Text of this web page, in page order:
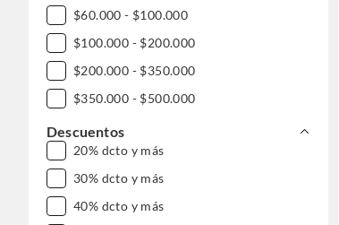
$60.000 - $100.000
$100.000 - $200.000
$200.000 - $350.000
$350.000 - $500.000
$500.000 - $1.000.000
DESDE $1.000.000
Descuentos
20% dcto y más
30% dcto y más
40% dcto y más